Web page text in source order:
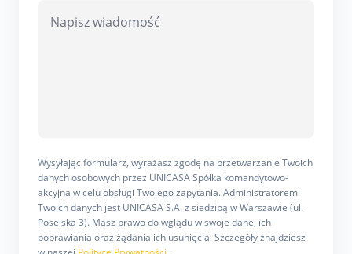
Wysyłając formularz, wyrażasz zgodę na przetwarzanie Twoich
danych osobowych przez UNICASA Spółka komandytowo-
akcyjna w celu obsługi Twojego zapytania. Administratorem
Twoich danych jest UNICASA S.A. z siedzibą w Warszawie (ul.
Poselska 3). Masz prawo do wglądu w swoje dane, ich
poprawiania oraz żądania ich usunięcia. Szczegóły znajdziesz